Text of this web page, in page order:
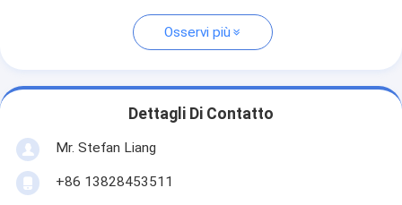
Osservi più
Dettagli Di Contatto
Mr. Stefan Liang
+86 13828453511